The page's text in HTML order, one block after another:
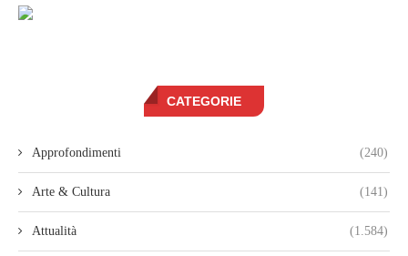
CATEGORIE
Approfondimenti (240)
Arte & Cultura (141)
Attualità (1.584)